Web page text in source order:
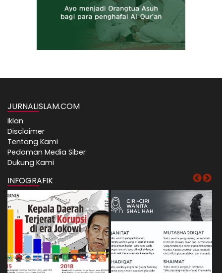
JURNALISLAM.COM
Iklan
Disclaimer
Tentang Kami
Pedoman Media Siber
Dukung Kami
INFOGRAFIK